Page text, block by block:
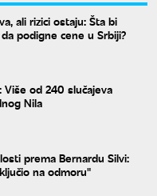
ali rizici ostaju: Šta bi
podigne cene u Srbiji?
Više od 240 slučajeva
Nila
prema Bernardu Silvi:
na odmoru"